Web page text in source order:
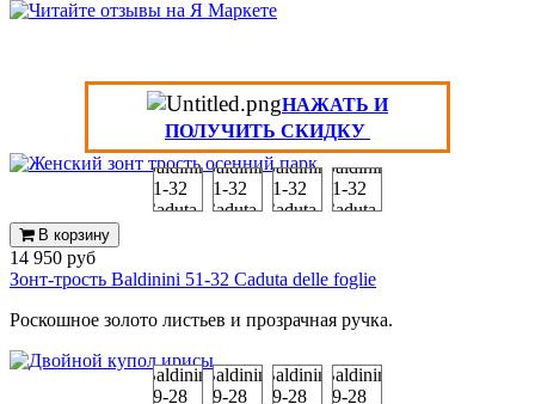
НАЖАТЬ И
ПОЛУЧИТЬ СКИДКУ
В корзину
14 950 руб
Зонт-трость Baldinini 51-32 Caduta delle foglie
Роскошное золото листьев и прозрачная ручка.